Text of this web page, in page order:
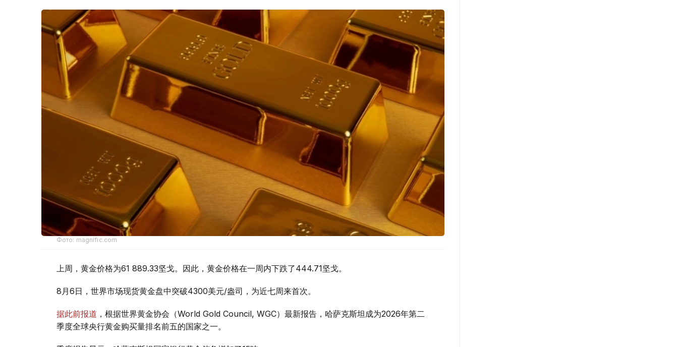
Фото: magnific.com
上周，黄金价格为61 889.33坚戈。因此，黄金价格在一周内下跌了444.71坚戈。
8月6日，世界市场现货黄金盘中突破4300美元/盎司，为近七周来首次。
据此前报道 ，根据世界黄金协会（World Gold Council, WGC）最新报告，哈萨克斯坦成为2026年第二
季度全球央行黄金购买量排名前五的国家之一。